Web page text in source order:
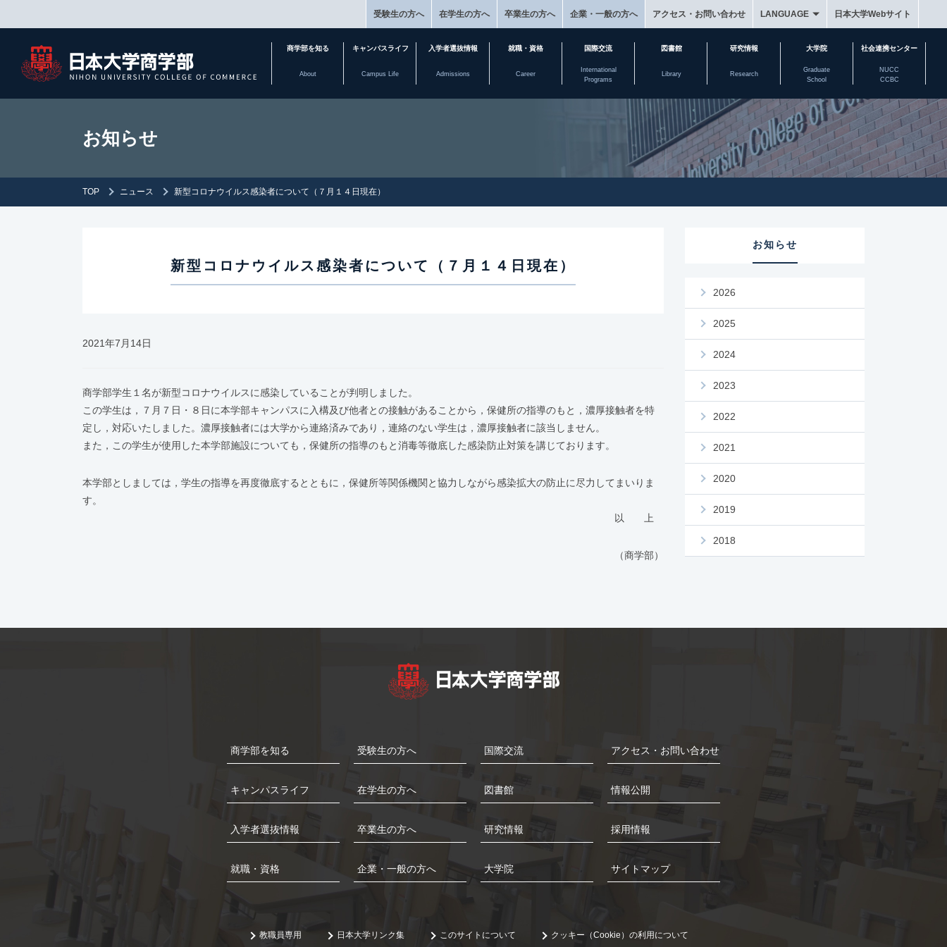
商学部を知る
About
キャンパスライフ
Campus Life
入学者選抜情報
Admissions
就職・資格
Career
国際交流
International
Programs
図書館
Library
研究情報
Research
大学院
Graduate
School
社会連携センター
NUCC
CCBC
受験生の方へ 在学生の方へ 卒業生の方へ 企業・一般の方へ アクセス・お問い合わせ LANGUAGE 日本大学Webサイト
お知らせ
TOP ニュース 新型コロナウイルス感染者について（７月１４日現在）
新型コロナウイルス感染者について（７月１４日現在）
2021年7月14日
商学部学生１名が新型コロナウイルスに感染していることが判明しました。
この学生は，７月７日・８日に本学部キャンパスに入構及び他者との接触があることから，保健所の指導のもと，濃厚接触者を特
定し，対応いたしました。濃厚接触者には大学から連絡済みであり，連絡のない学生は，濃厚接触者に該当しません。
また，この学生が使用した本学部施設についても，保健所の指導のもと消毒等徹底した感染防止対策を講じております。
本学部としましては，学生の指導を再度徹底するとともに，保健所等関係機関と協力しながら感染拡大の防止に尽力してまいりま
す。
以 上
（商学部）
お知らせ
2026
2025
2024
2023
2022
2021
2020
2019
2018
商学部を知る
キャンパスライフ
入学者選抜情報
就職・資格
受験生の方へ
在学生の方へ
卒業生の方へ
企業・一般の方へ
国際交流
図書館
研究情報
大学院
アクセス・お問い合わせ
情報公開
採用情報
サイトマップ
教職員専用 日本大学リンク集 このサイトについて クッキー（Cookie）の利用について